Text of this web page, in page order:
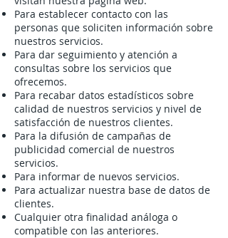
Para establecer contacto con las
personas que soliciten información sobre
nuestros servicios.
Para dar seguimiento y atención a
consultas sobre los servicios que
ofrecemos.
Para recabar datos estadísticos sobre
calidad de nuestros servicios y nivel de
satisfacción de nuestros clientes.
Para la difusión de campañas de
publicidad comercial de nuestros
servicios.
Para informar de nuevos servicios.
Para actualizar nuestra base de datos de
clientes.
Cualquier otra finalidad análoga o
compatible con las anteriores.